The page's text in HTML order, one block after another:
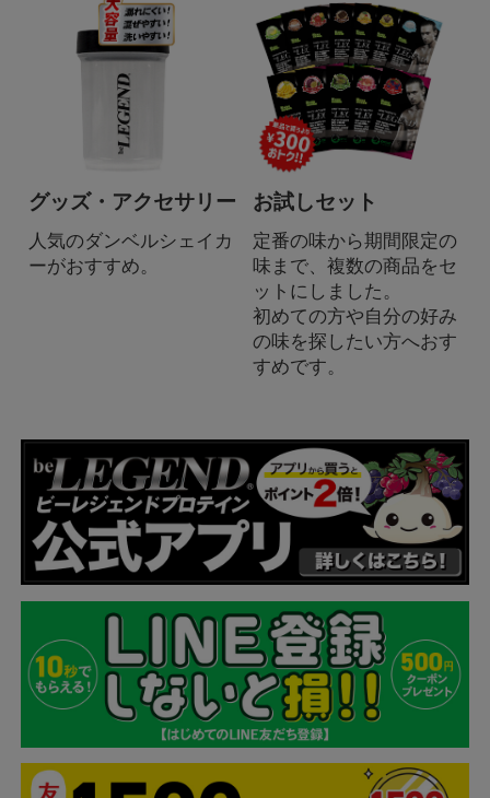
グッズ・アクセサリー
人気のダンベルシェイカ
ーがおすすめ。
お試しセット
定番の味から期間限定の
味まで、複数の商品をセ
ットにしました。
初めての方や自分の好み
の味を探したい方へおす
すめです。